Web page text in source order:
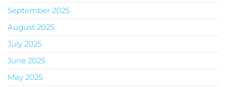
September 2025
August 2025
July 2025
June 2025
May 2025